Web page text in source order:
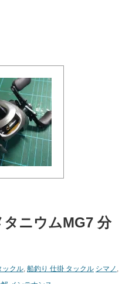
ニウムMG7 分
ックル, 船釣り 仕掛 タックル シマノ ,